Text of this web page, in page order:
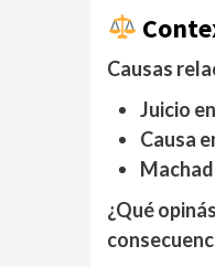
Causas
Juicio
Causa
¿Qué